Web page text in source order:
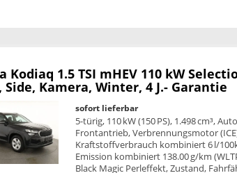
Kodiaq 1.5 TSI mHEV 110 kW
Side, Kamera, Winter, 4 J.- Garantie
sofort lieferbar
5-türig, 110 kW (150 PS), 1.498 cm³,
Frontantrieb, Verbrennungsmotor
Kraftstoffverbrauch kombiniert 6 l/
Emission kombiniert 138.00 g/km
Black Magic Perleffekt, Zustand,